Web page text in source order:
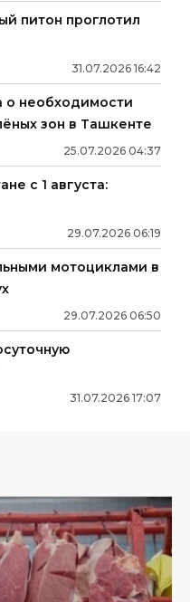
питон проглотил
31.07.2026 16:42
о необходимости
зон в Ташкенте
25.07.2026 04:37
с 1 августа:
29.07.2026 06:19
мотоциклами в
29.07.2026 06:50
31.07.2026 17:07